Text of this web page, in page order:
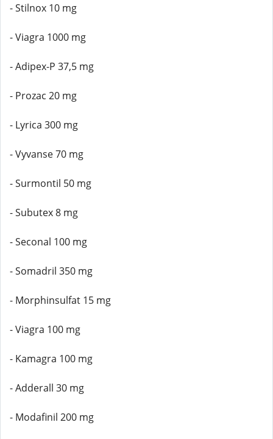
- Stilnox 10 mg
- Viagra 1000 mg
- Adipex-P 37,5 mg
- Prozac 20 mg
- Lyrica 300 mg
- Vyvanse 70 mg
- Surmontil 50 mg
- Subutex 8 mg
- Seconal 100 mg
- Somadril 350 mg
- Morphinsulfat 15 mg
- Viagra 100 mg
- Kamagra 100 mg
- Adderall 30 mg
- Modafinil 200 mg